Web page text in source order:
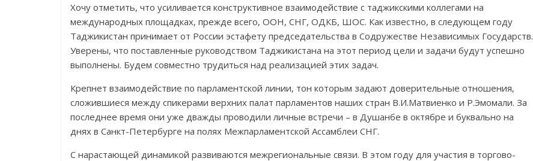
Хочу отметить, что усиливается конструктивное взаимодействие с таджикскими коллегами на
международных площадках, прежде всего, ООН, СНГ, ОДКБ, ШОС. Как известно, в следующем году
Таджикистан принимает от России эстафету председательства в Содружестве Независимых Государств.
Уверены, что поставленные руководством Таджикистана на этот период цели и задачи будут успешно
выполнены. Будем совместно трудиться над реализацией этих задач.
Крепнет взаимодействие по парламентской линии, тон которым задают доверительные отношения,
сложившиеся между спикерами верхних палат парламентов наших стран В.И.Матвиенко и Р.Эмомали. За
последнее время они уже дважды проводили личные встречи – в Душанбе в октябре и буквально на
днях в Санкт-Петербурге на полях Межпарламентской Ассамблеи СНГ.
С нарастающей динамикой развиваются межрегиональные связи. В этом году для участия в торгово-